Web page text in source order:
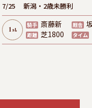
7/25 新潟・2歳未勝利
1 st
騎手 斎藤新 厩舎
距離 芝1800 タイム